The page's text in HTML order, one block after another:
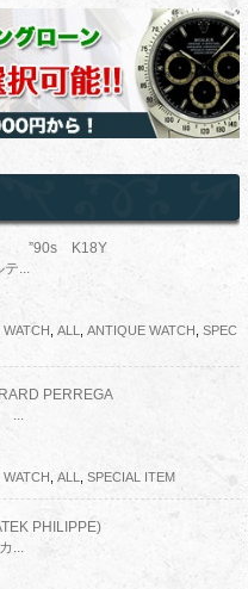
”90s K18Y
...
ALL ANTIQUE WATCH SPEC
PERREGA
ALL SPECIAL ITEM
PHILIPPE)